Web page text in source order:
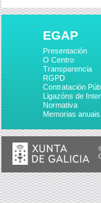
EGAP
Presentación
O Centro
Transparencia
RGPD
Contratación
Ligazóns de
Normativa
Memorias anuais